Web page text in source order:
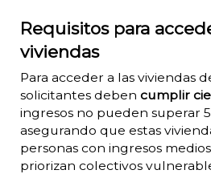
Requisitos para
viviendas
Para acceder a las viviendas
solicitantes deben cumplir
ingresos no pueden superar
asegurando que estas
personas con ingresos
priorizan colectivos